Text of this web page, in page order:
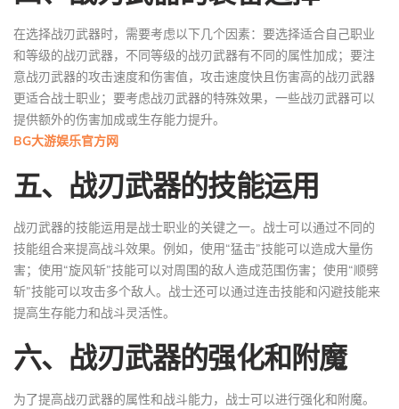
在选择战刃武器时，需要考虑以下几个因素：要选择适合自己职业
和等级的战刃武器，不同等级的战刃武器有不同的属性加成；要注
意战刃武器的攻击速度和伤害值，攻击速度快且伤害高的战刃武器
更适合战士职业；要考虑战刃武器的特殊效果，一些战刃武器可以
提供额外的伤害加成或生存能力提升。
BG大游娱乐官方网
五、战刃武器的技能运用
战刃武器的技能运用是战士职业的关键之一。战士可以通过不同的
技能组合来提高战斗效果。例如，使用“猛击”技能可以造成大量伤
害；使用“旋风斩”技能可以对周围的敌人造成范围伤害；使用“顺劈
斩”技能可以攻击多个敌人。战士还可以通过连击技能和闪避技能来
提高生存能力和战斗灵活性。
六、战刃武器的强化和附魔
为了提高战刃武器的属性和战斗能力，战士可以进行强化和附魔。